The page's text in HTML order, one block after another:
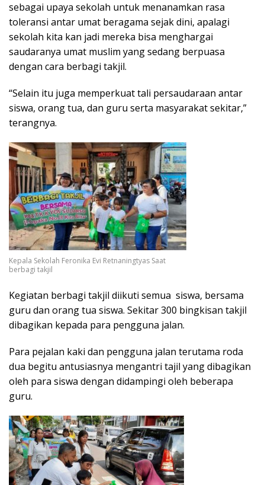
sebagai upaya sekolah untuk menanamkan rasa
toleransi antar umat beragama sejak dini, apalagi
sekolah kita kan jadi mereka bisa menghargai
saudaranya umat muslim yang sedang berpuasa
dengan cara berbagi takjil.
“Selain itu juga memperkuat tali persaudaraan antar
siswa, orang tua, dan guru serta masyarakat sekitar,”
terangnya.
Kepala Sekolah Feronika Evi Retnaningtyas Saat
berbagi takjil
Kegiatan berbagi takjil diikuti semua siswa, bersama
guru dan orang tua siswa. Sekitar 300 bingkisan takjil
dibagikan kepada para pengguna jalan.
Para pejalan kaki dan pengguna jalan terutama roda
dua begitu antusiasnya mengantri tajil yang dibagikan
oleh para siswa dengan didampingi oleh beberapa
guru.